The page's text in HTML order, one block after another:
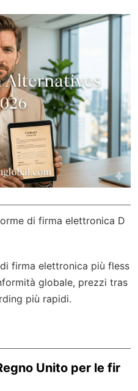
di firma elettronica D
firma elettronica più fless
globale, prezzi tras
più rapidi.
Unito per le fir